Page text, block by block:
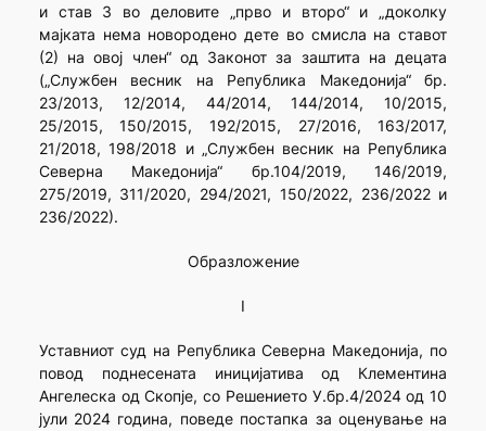
и став 3 во деловите „прво и второ“ и „доколку
мајката нема новородено дете во смисла на ставот
(2) на овој член“ од Законот за заштита на децата
(„Службен весник на Република Македонија“ бр.
23/2013, 12/2014, 44/2014, 144/2014, 10/2015,
25/2015, 150/2015, 192/2015, 27/2016, 163/2017,
21/2018, 198/2018 и „Службен весник на Република
Северна Македонија“ бр.104/2019, 146/2019,
275/2019, 311/2020, 294/2021, 150/2022, 236/2022 и
236/2022).
Образложение
I
Уставниот суд на Република Северна Македонија, по
повод поднесената иницијатива од Клементина
Ангелеска од Скопје, со Решението У.бр.4/2024 од 10
јули 2024 година, поведе постапка за оценување на